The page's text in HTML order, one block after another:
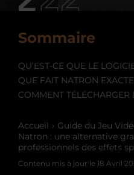
Sommaire
QU’EST-CE QUE LE
QUE FAIT NATRON
COMMENT TÉLÉCHARGER
Accueil
Guide du Jeu
Natron : une alternative
professionnels des effets
Contenu mis à jour le 18 Avril